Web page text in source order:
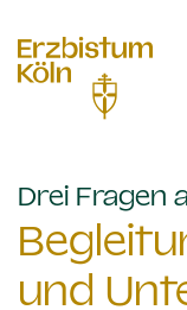
Drei Fragen
und